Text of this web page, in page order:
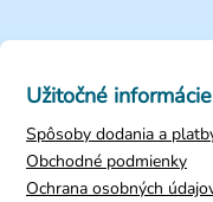
Užitočné informácie
Spôsoby dodania a
Obchodné podmienky
Ochrana osobných